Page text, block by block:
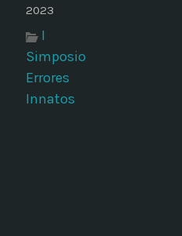
2023
I
Simposio
Errores
Innatos